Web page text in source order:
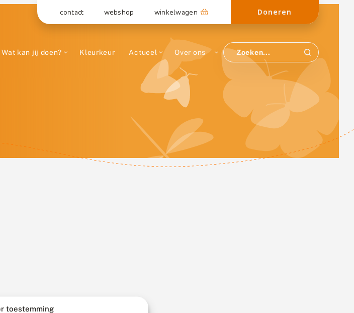
toestemming
contact webshop winkelwagen Doneren
Wat kan jij doen? Kleurkeur Actueel Over ons